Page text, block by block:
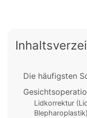
Die häufigsten
Lidkorrektur
Blepharoplastik)